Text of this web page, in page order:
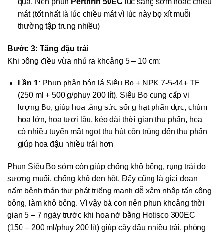
mát (tốt nhất là lúc chiều mát vì lúc này bọ xít muỗi
thường tập trung nhiều)
Bước 3: Tăng đậu trái
Khi bông điều vừa nhú ra khoảng 5 – 10 cm:
Lần 1: Phun phân bón lá Siêu Bo + NPK 7-5-44+ TE
(250 ml + 500 g/phuy 200 lít). Siêu Bo cung cấp vi
lượng Bo, giúp hoa tăng sức sống hạt phấn đực, chùm
hoa lớn, hoa tươi lâu, kéo dài thời gian thụ phấn, hoa
có nhiều tuyến mật ngọt thu hút côn trùng đến thụ phấn
giúp hoa đậu nhiều trái hơn
Phun Siêu Bo sớm còn giúp chống khô bông, rụng trái do
sương muối, chống khô đen hột. Đây cũng là giai đoạn
nấm bệnh thán thư phát triểng mạnh dễ xâm nhập tấn công
bông, làm khô bông. Vì vậy bà con nên phun khoảng thời
gian 5 – 7 ngày trước khi hoa nở bằng Hotisco 300EC
(150 – 200 ml/phuy 200 lít) giúp cây đậu nhiều trái, phòng